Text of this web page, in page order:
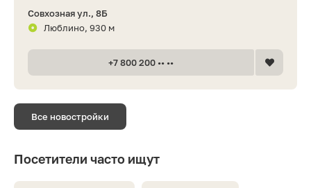
Совхозная ул., 8Б
Люблино, 930 м
+7 800 200 •• ••
Все новостройки
Посетители часто ищут